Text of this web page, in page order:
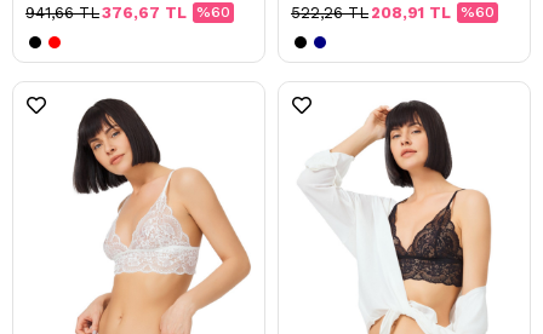
%60
376,67 TL
941,66 TL %60
208,91 TL
522,26 TL